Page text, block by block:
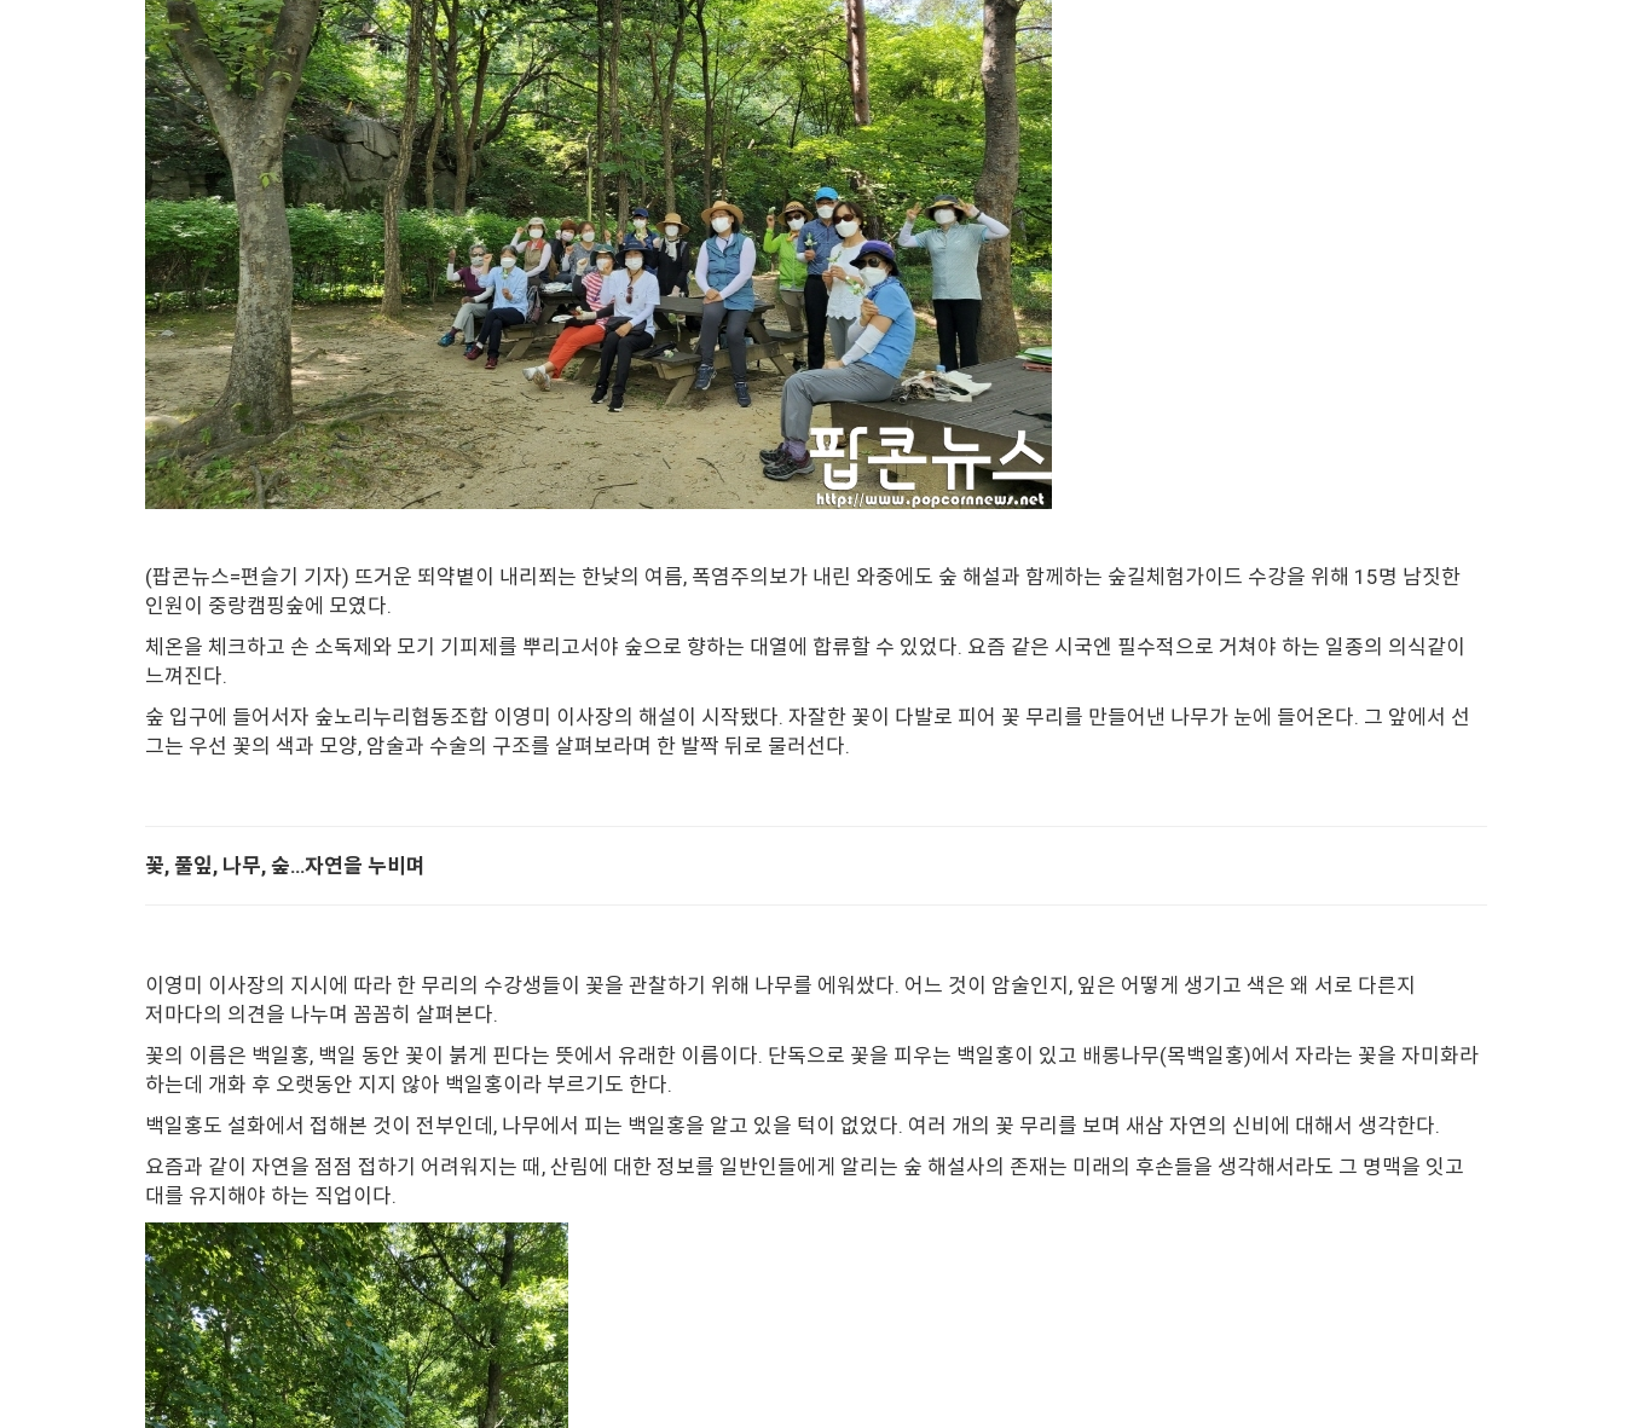
(팝콘뉴스=편슬기 기자) 뜨거운 뙤약볕이 내리쬐는 한낮의 여름, 폭염주의보가 내린 와중에도 숲 해설과 함께하는 숲길체험가이드 수강을 위해 15명 남짓한
인원이 중랑캠핑숲에 모였다.
체온을 체크하고 손 소독제와 모기 기피제를 뿌리고서야 숲으로 향하는 대열에 합류할 수 있었다. 요즘 같은 시국엔 필수적으로 거쳐야 하는 일종의 의식같이
느껴진다.
숲 입구에 들어서자 숲노리누리협동조합 이영미 이사장의 해설이 시작됐다. 자잘한 꽃이 다발로 피어 꽃 무리를 만들어낸 나무가 눈에 들어온다. 그 앞에서 선
그는 우선 꽃의 색과 모양, 암술과 수술의 구조를 살펴보라며 한 발짝 뒤로 물러선다.
꽃, 풀잎, 나무, 숲…자연을 누비며
이영미 이사장의 지시에 따라 한 무리의 수강생들이 꽃을 관찰하기 위해 나무를 에워쌌다. 어느 것이 암술인지, 잎은 어떻게 생기고 색은 왜 서로 다른지
저마다의 의견을 나누며 꼼꼼히 살펴본다.
꽃의 이름은 백일홍, 백일 동안 꽃이 붉게 핀다는 뜻에서 유래한 이름이다. 단독으로 꽃을 피우는 백일홍이 있고 배롱나무(목백일홍)에서 자라는 꽃을 자미화라
하는데 개화 후 오랫동안 지지 않아 백일홍이라 부르기도 한다.
백일홍도 설화에서 접해본 것이 전부인데, 나무에서 피는 백일홍을 알고 있을 턱이 없었다. 여러 개의 꽃 무리를 보며 새삼 자연의 신비에 대해서 생각한다.
​요즘과 같이 자연을 점점 접하기 어려워지는 때, 산림에 대한 정보를 일반인들에게 알리는 숲 해설사의 존재는 미래의 후손들을 생각해서라도 그 명맥을 잇고
대를 유지해야 하는 직업이다.